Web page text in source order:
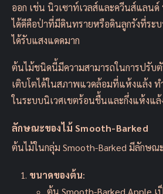
ออก เช่น นิวเซาท์เวลส์และควีนส์แลน
ได้ดีคือป่าที่มีดินทรายหรือดินลูกรังที่ระ
ได้รับแสงแดดมาก
ต้นไม้ชนิดนี้มีความสามารถในการปรับ
เติบโตได้ในสภาพแวดล้อมที่แห้งแล้ง
ในระบบนิเวศเขตร้อนชื้นและกึ่งแห้งแล้
ลักษณะของไม้ Smooth-Barked
ต้นไม้ในกลุ่ม Smooth-Barked มีลักษณ
ขนาดของต้น:
ต้น Smooth-Barked Apple